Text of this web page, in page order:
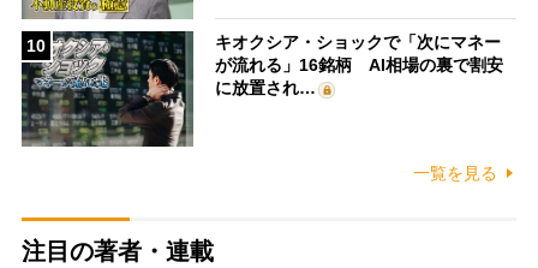
10
キオクシア・ショックで「次にマネー
が流れる」16銘柄 AI相場の裏で割安
に放置され…
一覧を見る
注目の著者・連載